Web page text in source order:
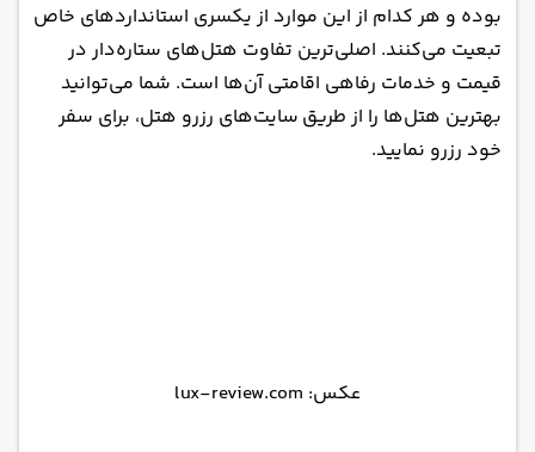
بوده و هر کدام از این موارد از یکسری استانداردهای خاص
تبعیت می‌کنند. اصلی‌ترین تفاوت هتل‌های ستاره‌دار در
قیمت و خدمات رفاهی اقامتی آن‌ها است. شما می‌توانید
بهترین هتل‌ها را از طریق سایت‌های رزرو هتل، برای سفر
خود رزرو نمایید.
عکس: lux-review.com